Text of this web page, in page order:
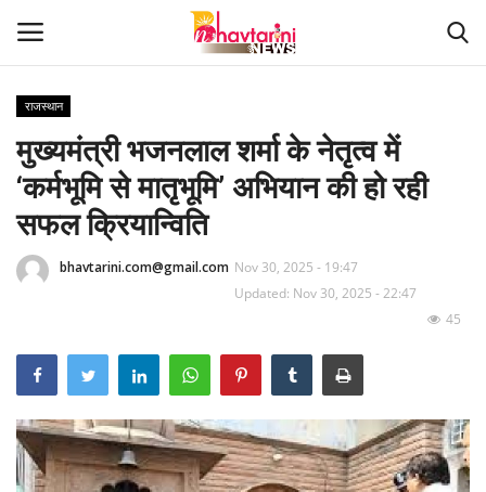
Home
संपर्क करें
Contact
देश
दुनिया
मध्य प्रदेश
राजस्थान
मुख्यमंत्री भजनलाल शर्मा के नेतृत्व में
‘कर्मभूमि से मातृभूमि’ अभियान की हो रही
सफल क्रियान्विति
bhavtarini.com@gmail.com Nov 30, 2025 - 19:47
Updated: Nov 30, 2025 - 22:47
45